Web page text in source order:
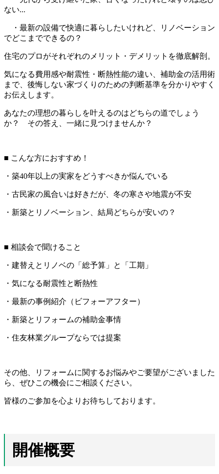
ない...
・最新の設備で快適に暮らしたいけれど、リノベーション
でどこまでできるの？
住宅のプロがそれぞれのメリット・デメリットを徹底解剖。
気になる費用感や耐震性・断熱性能の違い、補助金の活用術
まで、後悔しない家づくりのための判断基準を分かりやすく
お伝えします。
あなたの理想の暮らしを叶えるのはどちらの道でしょう
か？ その答え、一緒に見つけませんか？
■ こんな方におすすめ！
・築40年以上の実家をどうすべきか悩んでいる
・古民家の風合いは好きだが、冬の寒さや地震が不安
・新築とリノベーション、結局どちらが安いの？
■ 相談会で聞けること
・建替えとリノベの「総予算」と「工期」
・気になる耐震性と断熱性
・最新の事例紹介（ビフォーアフター）
・新築とリフォームの補助金事情
・住友林業グループならでは提案
その他、リフォームに関するお悩みやご要望がございました
ら、ぜひこの機会にご相談ください。
皆様のご参加を心よりお待ちしております。
開催概要